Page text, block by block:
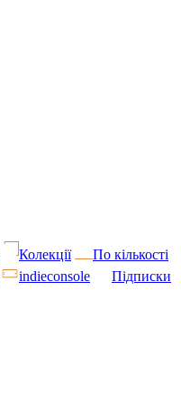
Колекції
По кількості
indieconsole Підписки